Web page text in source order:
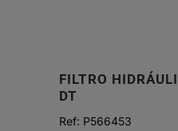
FILTRO
DT
Ref: P566453